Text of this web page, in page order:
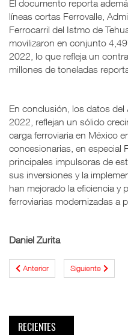
El documento reporta
líneas cortas Ferrovalle,
Ferrocarril del Istmo de
movilizaron en conjunto
2022, lo que refleja un
millones de toneladas
En conclusión, los datos del
2022, reflejan un sólido
carga ferroviaria en México
concesionarias, en especial
principales impulsoras de
sus inversiones y la
han mejorado la eficiencia y
ferroviarias modernizadas a
Daniel Zurita
Anterior Siguiente
RECIENTES